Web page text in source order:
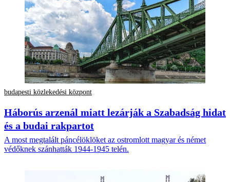
budapesti közlekedési központ
Háborús arzenál miatt lezárják a Szabadság hidat
és a budai rakpartot
A most megtalált páncélöklöket az ostromlott magyar és német
védőknek szánhatták 1944-1945 telén.